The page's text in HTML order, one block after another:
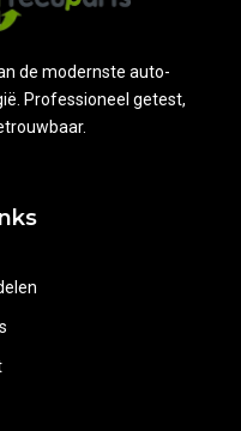
de modernste auto-
Professioneel getest,